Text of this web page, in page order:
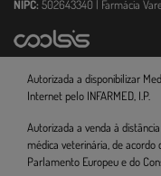
NIPC: 502643340 | Farmácia
Autorizada a disponibilizar
Internet pelo INFARMED, I.P.
Autorizada a venda à
médica veterinária, de
Parlamento Europeu e do